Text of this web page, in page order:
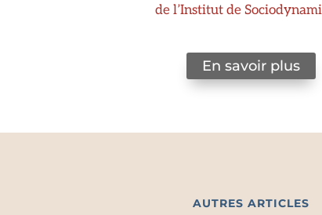
de l’Institut de
En savoir plus
AUTRES ARTICLES